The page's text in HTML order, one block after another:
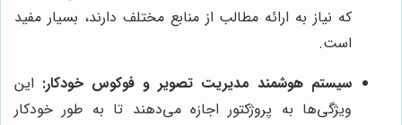
که نیاز به ارائه مطالب از منابع مختلف دارند، بسیار مفید
است.
سیستم هوشمند مدیریت تصویر و فوکوس خودکار: این
ویژگی‌ها به پروژکتور اجازه می‌دهند تا به طور خودکار